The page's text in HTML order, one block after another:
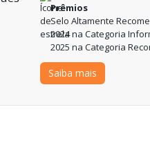
Prêmios
Selo Altamente
2024 na Categoria
2025 na Categoria
Saiba mais